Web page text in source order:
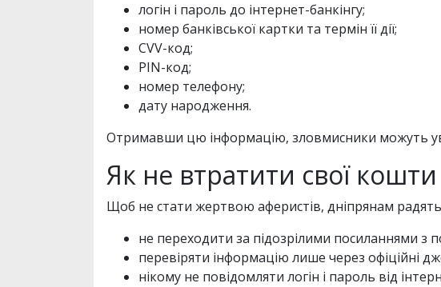
логін і пароль до інтернет-банкінгу;
номер банківської картки та термін її дії;
CVV-код;
PIN-код;
номер телефону;
дату народження.
Отримавши цю інформацію, зловмисники можуть
Як не втратити свої кошти
Щоб не стати жертвою аферистів, дніпрянам
не переходити за підозрілими посиланнями з
перевіряти інформацію лише через офіційні
нікому не повідомляти логін і пароль від